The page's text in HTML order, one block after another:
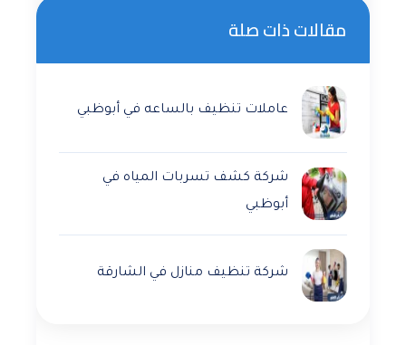
مقالات ذات صلة
عاملات تنظيف بالساعه في أبوظبي
شركة كشف تسربات المياه في
أبوظبي
شركة تنظيف منازل في الشارقة